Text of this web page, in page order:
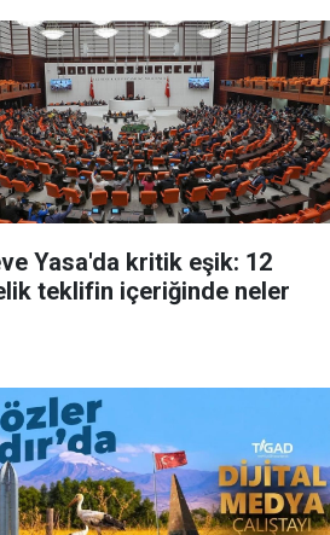
Yasa'da kritik eşik: 12
teklifin içeriğinde neler